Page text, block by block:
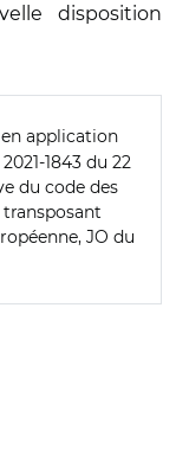
disposition
application
1843 du 22
du code des
JO du